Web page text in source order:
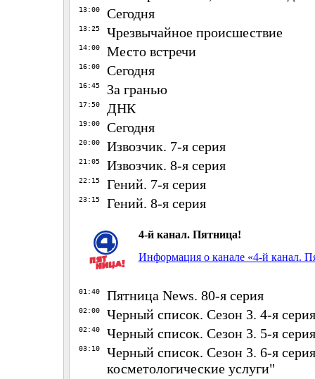
13:00 Сегодня
13:25 Чрезвычайное происшествие
14:00 Место встречи
16:00 Сегодня
16:45 За гранью
17:50 ДНК
19:00 Сегодня
20:00 Извозчик. 7-я серия
21:05 Извозчик. 8-я серия
22:15 Гений. 7-я серия
23:15 Гений. 8-я серия
4-й канал. Пятница!
Информация о канале «4-й канал.
01:40 Пятница News. 80-я серия
02:00 Черный список. Сезон 3. 4-я
02:40 Черный список. Сезон 3. 5-я
03:10
Черный список. Сезон 3. 6-я
косметологические услуги"